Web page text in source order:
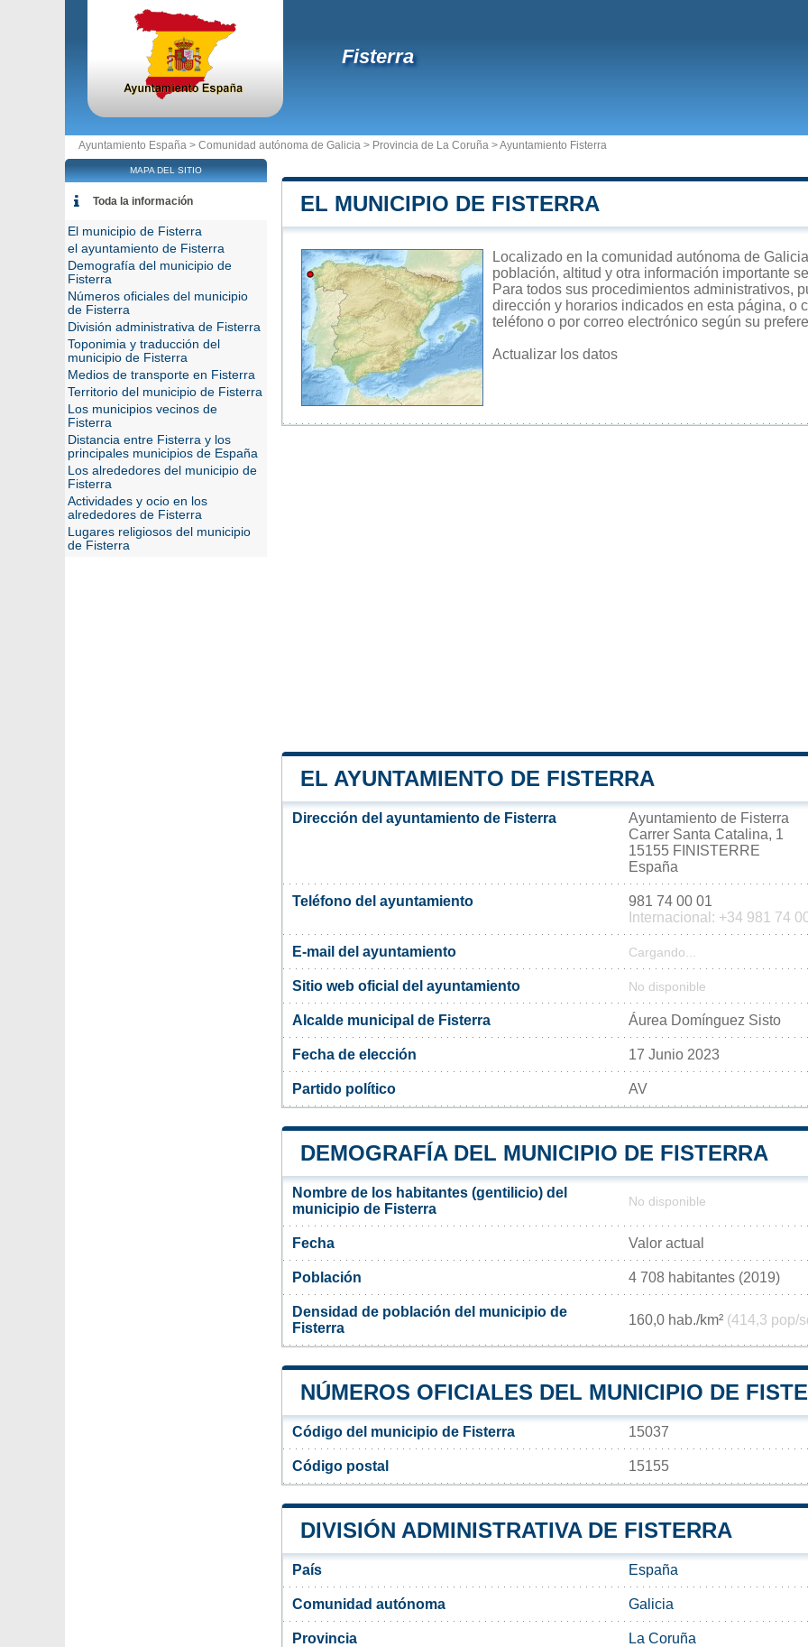
Fisterra
Ayuntamiento España > Comunidad autónoma de Galicia > Provincia de La Coruña >Ayuntamiento Fisterra
EL MUNICIPIO DE FISTERRA
Localizado en la comunidad autónoma de
población, altitud y otra información importante
Para todos sus procedimientos administrativos,
dirección y horarios indicados en esta página, o
teléfono o por correo electrónico según su
Actualizar los datos
EL AYUNTAMIENTO DE FISTERRA
Dirección del ayuntamiento de Fisterra
Ayuntamiento de Fisterra
Carrer Santa Catalina, 1
15155 FINISTERRE
España
Teléfono del ayuntamiento
981 74 00 01
Internacional: +34 981 74
E-mail del ayuntamiento Cargando...
Sitio web oficial del ayuntamiento No disponible
Alcalde municipal de Fisterra Áurea Domínguez Sisto
Fecha de elección 17 Junio 2023
Partido político AV
DEMOGRAFÍA DEL MUNICIPIO DE FISTERRA
Nombre de los habitantes (gentilicio) del
municipio de Fisterra
No disponible
Fecha Valor actual
Población 4 708 habitantes (2019)
Densidad de población del municipio de
Fisterra
160,0 hab./km² (414,3 pop/
NÚMEROS OFICIALES DEL MUNICIPIO DE
Código del municipio de Fisterra 15037
Código postal 15155
DIVISIÓN ADMINISTRATIVA DE FISTERRA
País España
Comunidad autónoma Galicia
Provincia La Coruña
MAPA DEL SITIO
Toda la información
El municipio de Fisterra
el ayuntamiento de Fisterra
Demografía del municipio de
Fisterra
Números oficiales del municipio
de Fisterra
División administrativa de Fisterra
Toponimia y traducción del
municipio de Fisterra
Medios de transporte en Fisterra
Territorio del municipio de Fisterra
Los municipios vecinos de
Fisterra
Distancia entre Fisterra y los
principales municipios de España
Los alrededores del municipio de
Fisterra
Actividades y ocio en los
alrededores de Fisterra
Lugares religiosos del municipio
de Fisterra